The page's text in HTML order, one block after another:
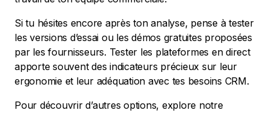
Si tu hésites encore après ton analyse, pense à tester
les versions d’essai ou les démos gratuites proposées
par les fournisseurs. Tester les plateformes en direct
apporte souvent des indicateurs précieux sur leur
ergonomie et leur adéquation avec tes besoins CRM.
Pour découvrir d’autres options, explore notre